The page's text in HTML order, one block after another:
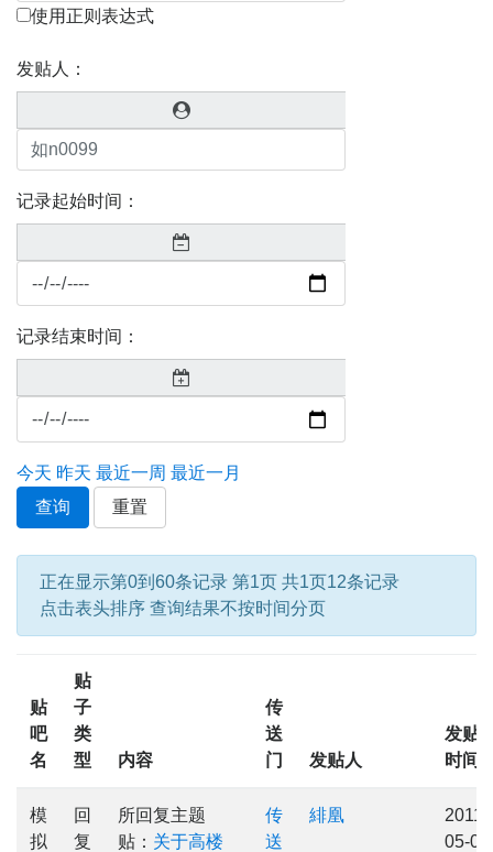
使用正则表达式
发贴人：
记录起始时间：
记录结束时间：
今天 昨天 最近一周 最近一月
查询
重置
正在显示第0到60条记录 第1页 共1页12条记录
点击表头排序 查询结果不按时间分页
贴
吧
名
贴
子
类
型
内容
传
送
门
发贴人
发贴
时间
模
拟
回
复
所回复主题
贴： 关于高楼
传
送
緋凰
2011-
05-02